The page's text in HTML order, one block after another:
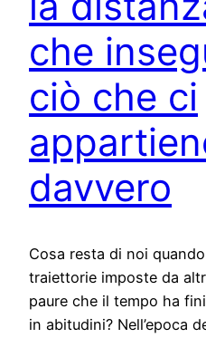
che
ciò che ci
davvero
Cosa resta di noi
traiettorie imposte da
paure che il tempo ha
in abitudini? Nell’epoca